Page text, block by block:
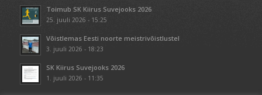
Toimub SK Kiirus Suvejooks 2026
25. juuli 2026 - 15:25
Võistlemas Eesti noorte meistrivõistlustel
3. juuli 2026 - 18:23
SK Kiirus Suvejooks 2026
1. juuli 2026 - 11:35